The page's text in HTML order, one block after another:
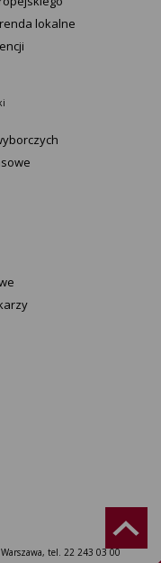
lokalne
tel. 22 243 03 00